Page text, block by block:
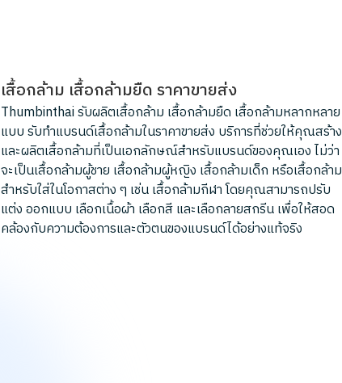
เสื้อกล้าม เสื้อกล้ามยืด ราคาขายส่ง
Thumbinthai รับผลิตเสื้อกล้าม เสื้อกล้ามยืด เสื้อกล้ามหลากหลาย
แบบ รับทำแบรนด์เสื้อกล้ามในราคาขายส่ง บริการที่ช่วยให้คุณสร้าง
และผลิตเสื้อกล้ามที่เป็นเอกลักษณ์สำหรับแบรนด์ของคุณเอง ไม่ว่า
จะเป็นเสื้อกล้ามผู้ชาย เสื้อกล้ามผู้หญิง เสื้อกล้ามเด็ก หรือเสื้อกล้าม
สำหรับใส่ในโอกาสต่าง ๆ เช่น เสื้อกล้ามกีฬา โดยคุณสามารถปรับ
แต่ง ออกแบบ เลือกเนื้อผ้า เลือกสี และเลือกลายสกรีน เพื่อให้สอด
คล้องกับความต้องการและตัวตนของแบรนด์ได้อย่างแท้จริง